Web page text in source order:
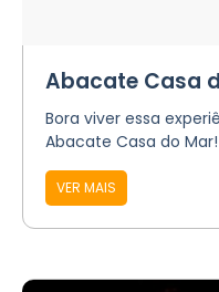
Abacate Casa
Bora viver essa
Abacate Casa do Mar!
VER MAIS